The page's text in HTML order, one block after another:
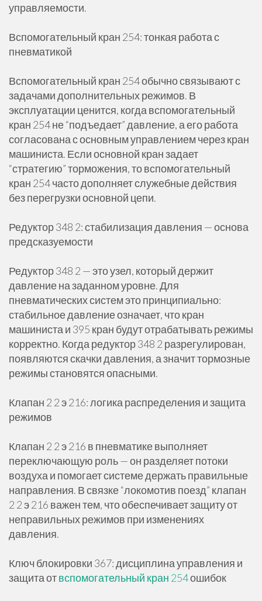
управляемости.
Вспомогательный кран 254: тонкая работа с
пневматикой
Вспомогательный кран 254 обычно связывают с
задачами дополнительных режимов. В
эксплуатации ценится, когда вспомогательный
кран 254 не “подъедает” давление, а его работа
согласована с основным управлением через кран
машиниста. Если основной кран задает
“стратегию” торможения, то вспомогательный
кран 254 часто дополняет служебные действия
без перегрузки основной цепи.
Редуктор 348 2: стабилизация давления — основа
предсказуемости
Редуктор 348 2 — это узел, который держит
давление на заданном уровне. Для
пневматических систем это принципиально:
стабильное давление означает, что кран
машиниста и 395 кран будут отрабатывать режимы
корректно. Когда редуктор 348 2 разрегулирован,
появляются скачки давления, а значит тормозные
режимы становятся опасными.
Клапан 2 2 э 216: логика распределения и защита
режимов
Клапан 2 2 э 216 в пневматике выполняет
переключающую роль — он разделяет потоки
воздуха и помогает системе держать правильные
направления. В связке “локомотив поезд” клапан
2 2 э 216 важен тем, что обеспечивает защиту от
неправильных режимов при изменениях
давления.
Ключ блокировки 367: дисциплина управления и
защита отвспомогательный кран 254ошибок